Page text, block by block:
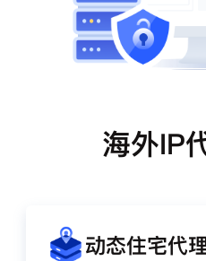
海外IP
动态住宅代